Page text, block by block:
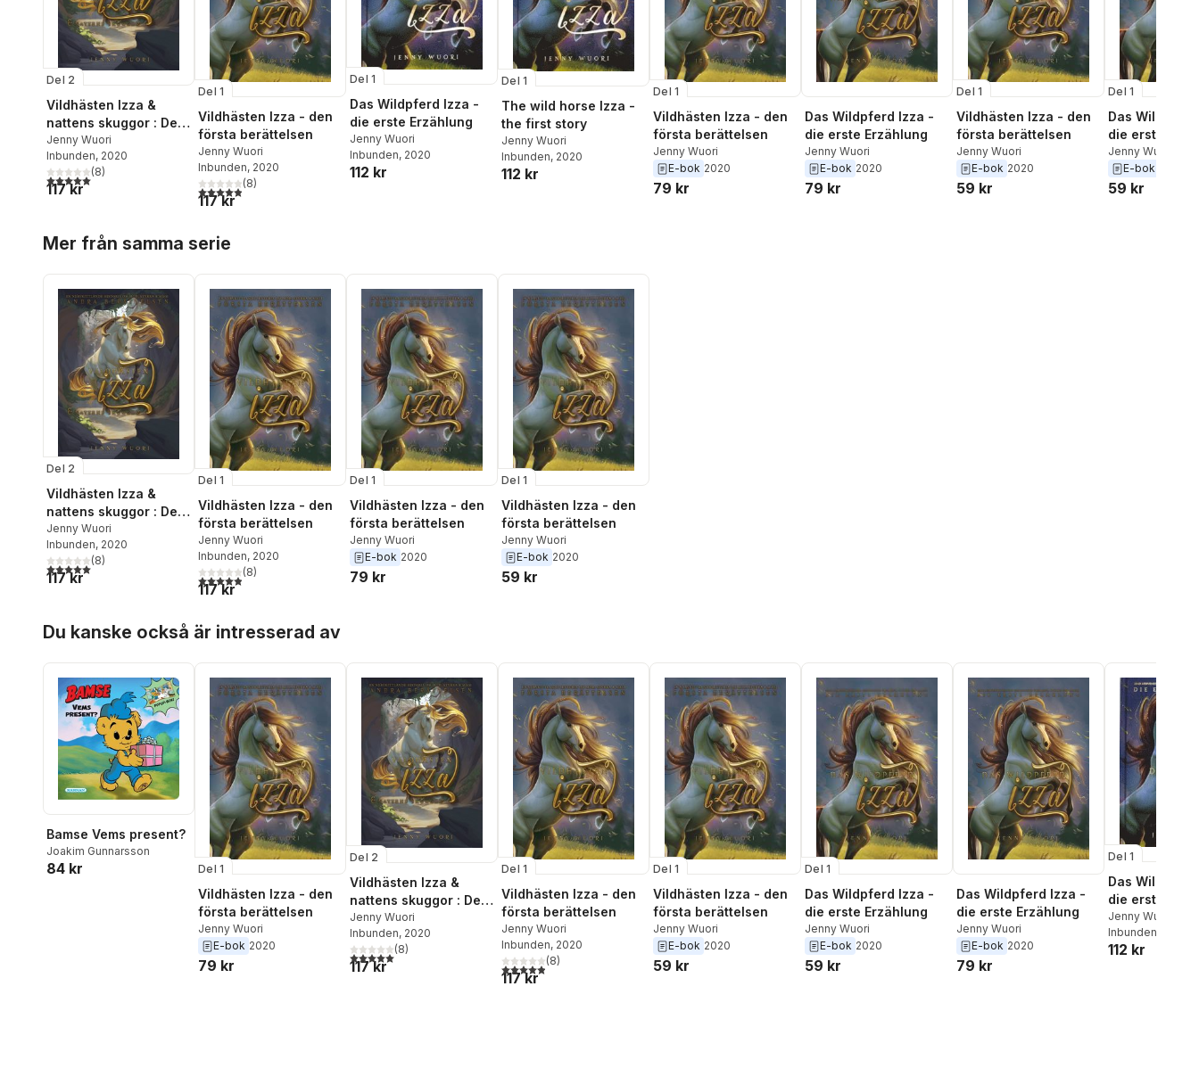
Del 2
Vildhästen Izza &
nattens skuggor : Den
andra berättelsen
Jenny Wuori
Inbunden, 2020
5,0utav 5 stjärnor. Totalt antal röster:
(8)
117 kr
Del 1
Vildhästen Izza - den
första berättelsen
Jenny Wuori
Inbunden, 2020
4,9utav 5 stjärnor. Totalt antal röster:
(8)
117 kr
Del 1
Das Wildpferd Izza -
die erste Erzählung
Jenny Wuori
Inbunden, 2020
112 kr
Del 1
The wild horse Izza -
the first story
Jenny Wuori
Inbunden, 2020
112 kr
Del 1
Vildhästen Izza - den
första berättelsen
Jenny Wuori
E-bok 2020
79 kr
Das Wildpferd Izza -
die erste Erzählung
Jenny Wuori
E-bok 2020
79 kr
Del 1
Vildhästen Izza - den
första berättelsen
Jenny Wuori
E-bok 2020
59 kr
Del 1
Das
die erste
Jenny Wuori
E-bok
59 kr
Mer från samma serie
Del 2
Vildhästen Izza &
nattens skuggor : Den
andra berättelsen
Jenny Wuori
Inbunden, 2020
5,0utav 5 stjärnor. Totalt antal röster:
(8)
117 kr
Del 1
Vildhästen Izza - den
första berättelsen
Jenny Wuori
Inbunden, 2020
4,9utav 5 stjärnor. Totalt antal röster:
(8)
117 kr
Del 1
Vildhästen Izza - den
första berättelsen
Jenny Wuori
E-bok 2020
79 kr
Del 1
Vildhästen Izza - den
första berättelsen
Jenny Wuori
E-bok 2020
59 kr
Du kanske också är intresserad av
Bamse Vems present?
Joakim Gunnarsson
84 kr Del 1
Vildhästen Izza - den
första berättelsen
Jenny Wuori
E-bok 2020
79 kr
Del 2
Vildhästen Izza &
nattens skuggor : Den
andra berättelsen
Jenny Wuori
Inbunden, 2020
5,0utav 5 stjärnor. Totalt antal röster:
(8)
117 kr
Del 1
Vildhästen Izza - den
första berättelsen
Jenny Wuori
Inbunden, 2020
4,9utav 5 stjärnor. Totalt antal röster:
(8)
117 kr
Del 1
Vildhästen Izza - den
första berättelsen
Jenny Wuori
E-bok 2020
59 kr
Del 1
Das Wildpferd Izza -
die erste Erzählung
Jenny Wuori
E-bok 2020
59 kr
Das Wildpferd Izza -
die erste Erzählung
Jenny Wuori
E-bok 2020
79 kr
Del 1
Das
die erste
Jenny Wuori
Inbunden
112 kr